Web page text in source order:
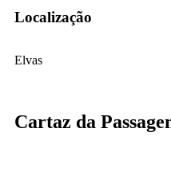
Localização
Elvas
Cartaz da